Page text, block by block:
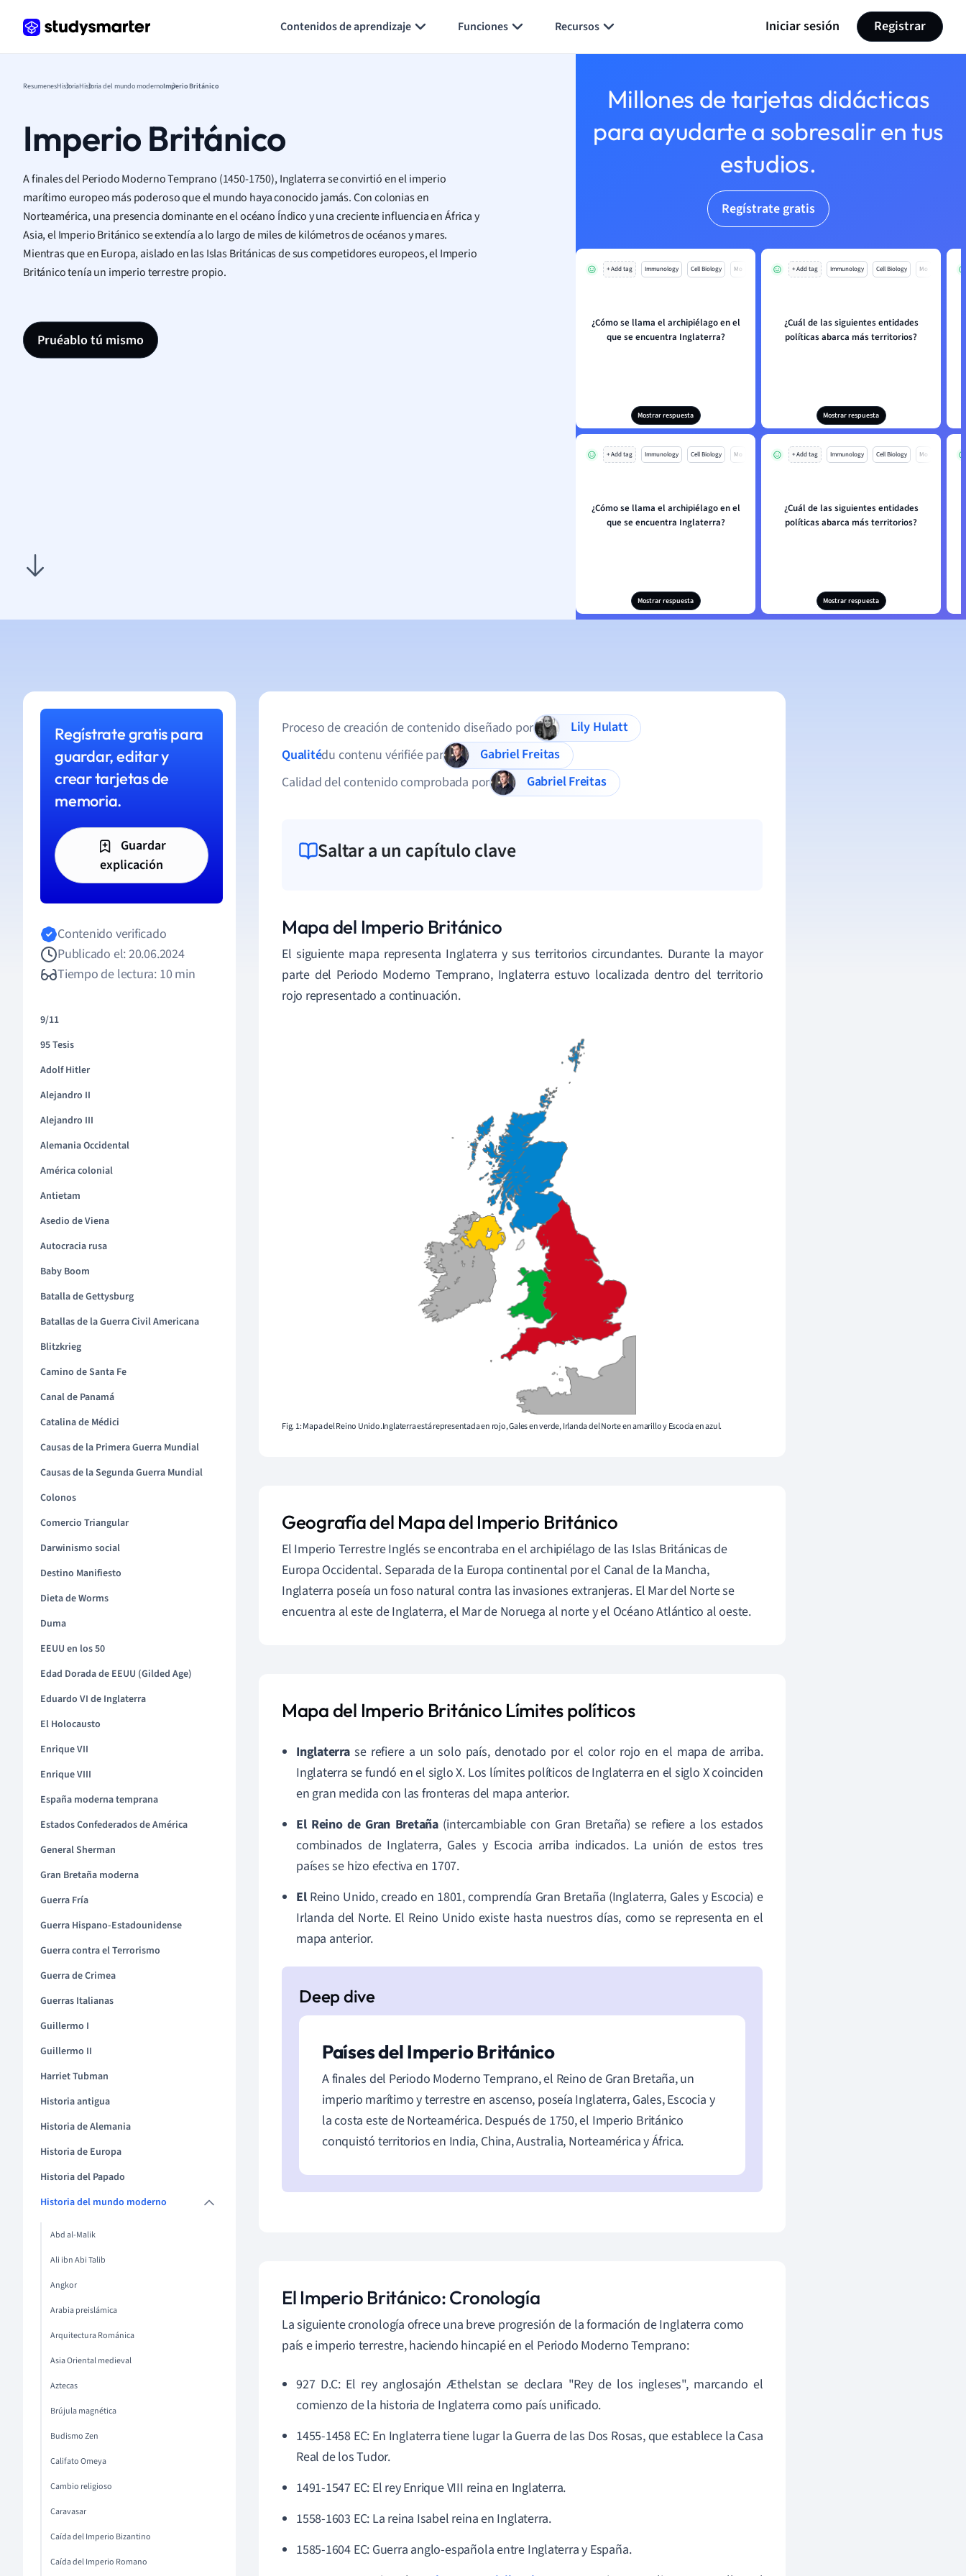
Contenidos de aprendizaje Funciones Recursos Iniciar sesión Registrar
ResumenesHistoriaHistoria del mundo modernoImperio Británico
Imperio Británico
A finales del Periodo Moderno Temprano (1450-1750), Inglaterra se convirtió en el imperio
marítimo europeo más poderoso que el mundo haya conocido jamás. Con colonias en
Norteamérica, una presencia dominante en el océano Índico y una creciente influencia en África y
Asia, el Imperio Británico se extendía a lo largo de miles de kilómetros de océanos y mares.
Mientras que en Europa, aislado en las Islas Británicas de sus competidores europeos, el Imperio
Británico tenía un imperio terrestre propio.
Pruéablo tú mismo
Millones de tarjetas didácticas
para ayudarte a sobresalir en tus
estudios.
Regístrate gratis
+ Add tag Immunology Cell Biology Mo
¿Cómo se llama el archipiélago en el
que se encuentra Inglaterra?
Mostrar respuesta
+ Add tag Immunology Cell Biology Mo
¿Cuál de las siguientes entidades
políticas abarca más territorios?
Mostrar respuesta
+ Add tag Immunology Cell Biology Mo
¿Cómo se llama el archipiélago en el
que se encuentra Inglaterra?
Mostrar respuesta
+ Add tag Immunology Cell Biology Mo
¿Cuál de las siguientes entidades
políticas abarca más territorios?
Mostrar respuesta
Regístrate gratis para
guardar, editar y
crear tarjetas de
memoria.
Guardar
explicación
Contenido verificado
Publicado el: 20.06.2024
Tiempo de lectura: 10 min
9/11
95 Tesis
Adolf Hitler
Alejandro II
Alejandro III
Alemania Occidental
América colonial
Antietam
Asedio de Viena
Autocracia rusa
Baby Boom
Batalla de Gettysburg
Batallas de la Guerra Civil Americana
Blitzkrieg
Camino de Santa Fe
Canal de Panamá
Catalina de Médici
Causas de la Primera Guerra Mundial
Causas de la Segunda Guerra Mundial
Colonos
Comercio Triangular
Darwinismo social
Destino Manifiesto
Dieta de Worms
Duma
EEUU en los 50
Edad Dorada de EEUU (Gilded Age)
Eduardo VI de Inglaterra
El Holocausto
Enrique VII
Enrique VIII
España moderna temprana
Estados Confederados de América
General Sherman
Gran Bretaña moderna
Guerra Fría
Guerra Hispano-Estadounidense
Guerra contra el Terrorismo
Guerra de Crimea
Guerras Italianas
Guillermo I
Guillermo II
Harriet Tubman
Historia antigua
Historia de Alemania
Historia de Europa
Historia del Papado
Historia del mundo moderno
Abd al-Malik
Ali ibn Abi Talib
Angkor
Arabia preislámica
Arquitectura Románica
Asia Oriental medieval
Aztecas
Brújula magnética
Budismo Zen
Califato Omeya
Cambio religioso
Caravasar
Caída del Imperio Bizantino
Caída del Imperio Romano
Proceso de creación de contenido diseñado por
Lily Hulatt
Qualitédu contenu vérifiée par
Gabriel Freitas
Calidad del contenido comprobada por
Gabriel Freitas
Saltar a un capítulo clave
Mapa del Imperio Británico
El siguiente mapa representa Inglaterra y sus territorios circundantes. Durante la mayor
parte del Periodo Moderno Temprano, Inglaterra estuvo localizada dentro del territorio
rojo representado a continuación.
Fig. 1: Mapa del Reino Unido.Inglaterra está representada en rojo, Gales en verde, Irlanda del Norte en amarillo y Escocia en azul.
Geografía del Mapa del Imperio Británico
El Imperio Terrestre Inglés se encontraba en el archipiélago de las Islas Británicas de
Europa Occidental. Separada de la Europa continental por el Canal de la Mancha,
Inglaterra poseía un foso natural contra las invasiones extranjeras. El Mar del Norte se
encuentra al este de Inglaterra, el Mar de Noruega al norte y el Océano Atlántico al oeste.
Mapa del Imperio Británico Límites políticos
Inglaterrase refiere a un solo país, denotado por el color rojo en el mapa de arriba.
Inglaterra se fundó en el siglo X. Los límites políticos de Inglaterra en el siglo X coinciden
en gran medida con las fronteras del mapa anterior.
El Reino de Gran Bretaña (intercambiable con Gran Bretaña) se refiere a los estados
combinados de Inglaterra, Gales y Escocia arriba indicados. La unión de estos tres
países se hizo efectiva en 1707.
ElReino Unido, creado en 1801, comprendía Gran Bretaña (Inglaterra, Gales y Escocia) e
Irlanda del Norte. El Reino Unido existe hasta nuestros días, como se representa en el
mapa anterior.
Países del Imperio Británico
A finales del Periodo Moderno Temprano, el Reino de Gran Bretaña, un
imperio marítimo y terrestre en ascenso, poseía Inglaterra, Gales, Escocia y
la costa este de Norteamérica. Después de 1750, el Imperio Británico
conquistó territorios en India, China, Australia, Norteamérica y África.
El Imperio Británico: Cronología
La siguiente cronología ofrece una breve progresión de la formación de Inglaterra como
país e imperio terrestre, haciendo hincapié en el Periodo Moderno Temprano:
927 D.C: El rey anglosajón Æthelstan se declara "Rey de los ingleses", marcando el
comienzo de la historia de Inglaterra como país unificado.
1455-1458 EC: En Inglaterra tiene lugar la Guerra de las Dos Rosas, que establece la Casa
Real de los Tudor.
1491-1547 EC: El rey Enrique VIII reina en Inglaterra.
1558-1603 EC: La reina Isabel reina en Inglaterra.
1585-1604 EC: Guerra anglo-española entre Inglaterra y España.